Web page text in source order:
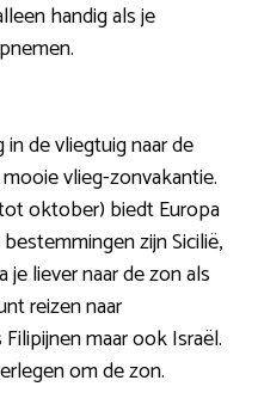
handig als je
de vliegtuig naar de
vlieg-zonvakantie.
oktober) biedt Europa
zijn Sicilië,
liever naar de zon als
reizen naar
maar ook Israël.
om de zon.